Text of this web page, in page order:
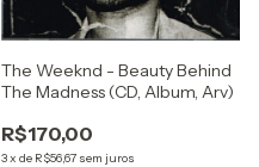
The Weeknd - Beauty Behind
The Madness (CD, Album, Arv)
R$170,00
3x de R$56,67 sem juros